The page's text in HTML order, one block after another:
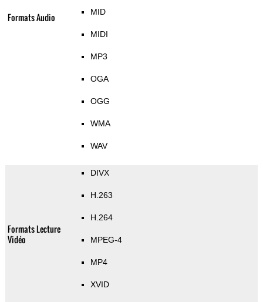
Formats Audio MID
MIDI
MP3
OGA
OGG
WMA
WAV
Formats Lecture
Vidéo
DIVX
H.263
H.264
MPEG-4
MP4
XVID